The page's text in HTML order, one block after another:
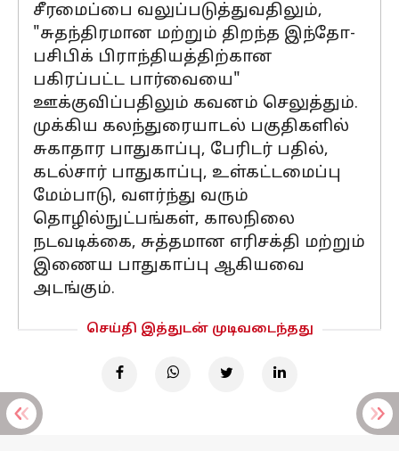
சீரமைப்பை வலுப்படுத்துவதிலும்,
"சுதந்திரமான மற்றும் திறந்த இந்தோ-
பசிபிக் பிராந்தியத்திற்கான
பகிரப்பட்ட பார்வையை"
ஊக்குவிப்பதிலும் கவனம் செலுத்தும்.
முக்கிய கலந்துரையாடல் பகுதிகளில்
சுகாதார பாதுகாப்பு, பேரிடர் பதில்,
கடல்சார் பாதுகாப்பு, உள்கட்டமைப்பு
மேம்பாடு, வளர்ந்து வரும்
தொழில்நுட்பங்கள், காலநிலை
நடவடிக்கை, சுத்தமான எரிசக்தி மற்றும்
இணைய பாதுகாப்பு ஆகியவை
அடங்கும்.
செய்தி இத்துடன் முடிவடைந்தது